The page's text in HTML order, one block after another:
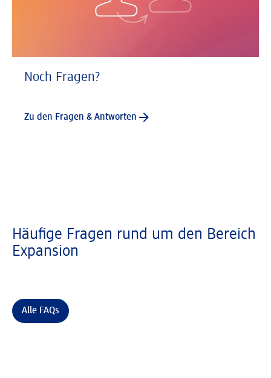
Noch Fragen?
Zu den Fragen & Antworten
Häufige Fragen rund um den Bereich
Expansion
Alle FAQs